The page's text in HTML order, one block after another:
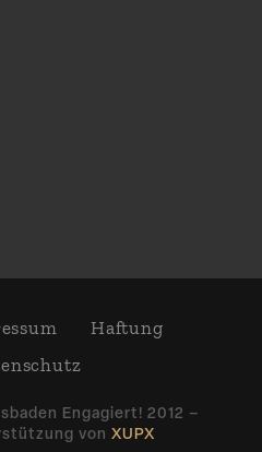
Haftung
Engagiert! 2012 –
von XUPX